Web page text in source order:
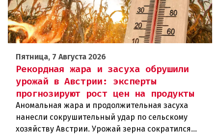
Пятница, 7 Августа 2026
Рекордная жара и засуха обрушили
урожай в Австрии: эксперты
прогнозируют рост цен на продукты
Аномальная жара и продолжительная засуха
нанесли сокрушительный удар по сельскому
хозяйству Австрии. Урожай зерна сократился